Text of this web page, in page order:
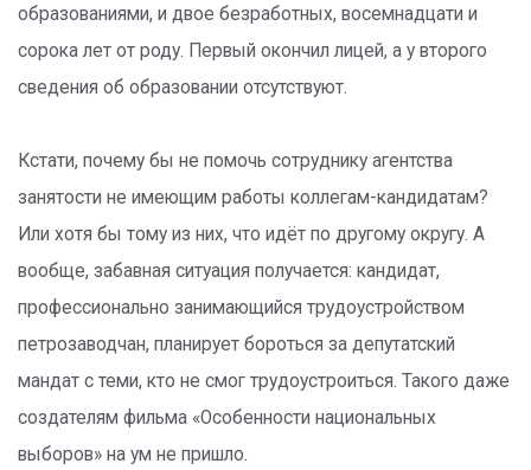
образованиями, и двое безработных, восемнадцати и
сорока лет от роду. Первый окончил лицей, а у второго
сведения об образовании отсутствуют.
Кстати, почему бы не помочь сотруднику агентства
занятости не имеющим работы коллегам-кандидатам?
Или хотя бы тому из них, что идёт по другому округу. А
вообще, забавная ситуация получается: кандидат,
профессионально занимающийся трудоустройством
петрозаводчан, планирует бороться за депутатский
мандат с теми, кто не смог трудоустроиться. Такого даже
создателям фильма «Особенности национальных
выборов» на ум не пришло.